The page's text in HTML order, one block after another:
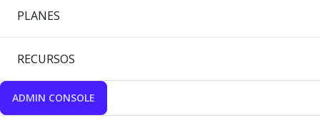
PLANES
RECURSOS
ADMIN CONSOLE